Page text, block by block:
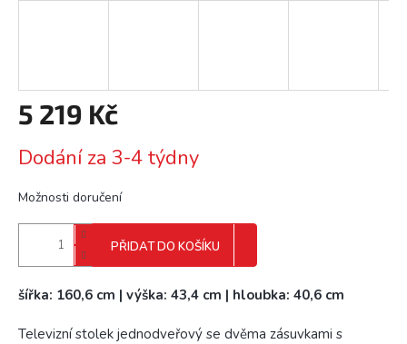
5 219 Kč
cena:
Dodání za 3-4 týdny
Možnosti doručení
PŘIDAT DO KOŠÍKU
šířka: 160,6 cm | výška: 43,4 cm | hloubka: 40,6 cm
Televizní stolek jednodveřový se dvěma zásuvkami s